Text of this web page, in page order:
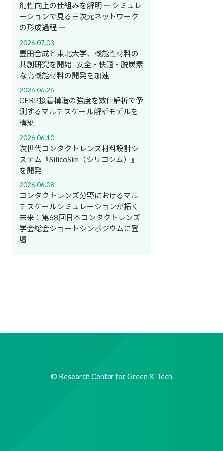
剤性向上の仕組みを解明 ― シミュレ
ーションで見る三次元ネットワーク
の形成過程 ―
2026.07.03
豊田合成と東北大学、機能性材料の
共創研究を開始 -安全・快適・脱炭素
な高機能材料の開発を加速-
2026.06.26
CFRP接着構造の強度を数値解析で予
測するマルチスケール解析モデルを
構築
2026.06.10
次世代コンタクトレンズ材料設計シ
ステム『SilicoSim（シリコシム）』
を開発
2026.06.08
コンタクトレンズ分野におけるマル
チスケールシミュレーションが拓く
未来：第68回日本コンタクトレンズ
学会総会ショートシンポジウムに登
壇
© Research Center for Green X-Tech